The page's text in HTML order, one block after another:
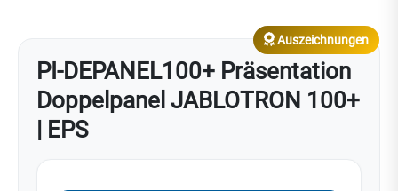
PI-DEPANEL100+ Präsentation
Doppelpanel JABLOTRON 100+
| EPS
Auszeichnungen